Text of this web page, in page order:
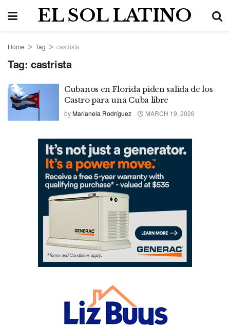
EL SOL LATINO
Home Tag castrista
Tag: castrista
Cubanos en Florida piden salida de los
Castro para una Cuba libre
byMarianela Rodríguez MARCH 19, 2026